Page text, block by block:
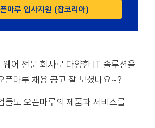
마루 입사지원 (잡코리아)
어 전문 회사로 다양한 IT 솔루션을
픈마루 채용 공고 잘 보셨나요~?
들도 오픈마루의 제품과 서비스를